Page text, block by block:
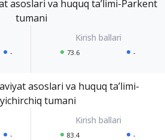
asoslari va huquq ta’limi-Parkent
tumani
- 73.6 -
asoslari va huquq ta’limi-
tumani
- 83.4 -